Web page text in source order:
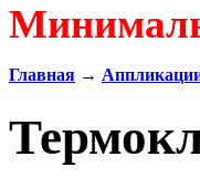
Главная →